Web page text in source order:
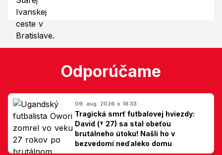
Odporúčame
09. aug. 2026 o 18:33
Tragická smrť futbalovej hviezdy:
David († 27) sa stal obeťou
brutálneho útoku! Našli ho v
bezvedomí neďaleko domu